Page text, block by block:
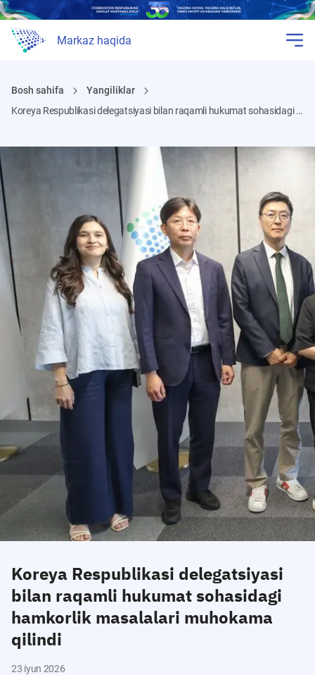
Markaz haqida
Bosh sahifa
Yangiliklar
Koreya Respublikasi delegatsiyasi bilan raqamli hukumat sohasidagi hamkorlik masalalari muhokama qilindi
Koreya Respublikasi delegatsiyasi
bilan raqamli hukumat sohasidagi
hamkorlik masalalari muhokama
qilindi
23 iyun 2026